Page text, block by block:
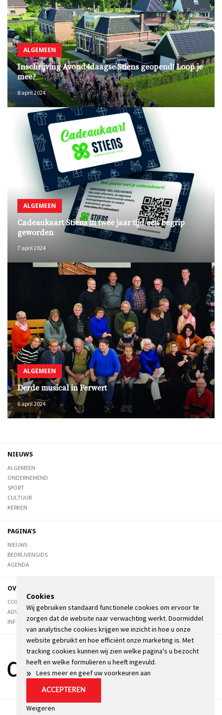
ALGEMEEN
Inschrijving Avond4daagse Stiens geopend! Loop je
mee?
8 april 2024
ALGEMEEN
Cadeaukaart Stiens in twee jaar tijd een begrip
geworden
7 april 2024
ALGEMEEN
Derde musical in Ferwert
6 april 2024
NIEUWS
ALGEMEEN
ONDERNEMEND
SPORT
CULTUUR
KERKEN
PAGINA'S
NIEUWS
BEDRIJVENGIDS
AGENDA
OVER DE STIENSER
CONTACT
ADVERTEREN
INFORMATIE
Algemene voorwaarden
Cookies
Wij gebruiken standaard functionele cookies om ervoor te
zorgen dat de website naar verwachting werkt. Doormiddel
van analytische cookies krijgen we inzicht in hoe u onze
website gebruikt en hoe efficiënt onze marketing is. Met
tracking cookies kunnen wij zien welke pagina's u bezocht
heeft en welke formulieren u heeft ingevuld.
» Lees meer en geef uw voorkeuren aan
ACCEPTEREN
Weigeren